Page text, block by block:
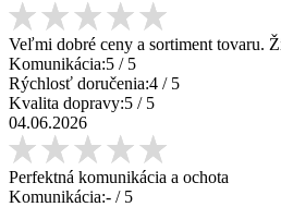
Veľmi dobré ceny a sortiment tovaru.
Komunikácia:5 / 5
Rýchlosť doručenia:4 / 5
Kvalita dopravy:5 / 5
04.06.2026
Perfektná komunikácia a ochota
Komunikácia:- / 5